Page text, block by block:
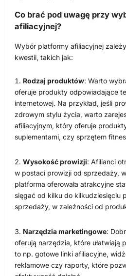
Co brać pod uwagę przy
afiliacyjnej?
Wybór platformy afiliacyjnej
kwestii, takich jak:
Rodzaj produktów: Warto
oferuje produkty odpowiadające
internetowej. Na przykład, jeśli
zdrowym stylu życia, warto
afiliacyjnym, który oferuje
suplementami, czy sprzętem
Wysokość prowizji: Afilianci
w postaci prowizji od sprzedaży,
platforma oferowała atrakcyjne
sięgać od kilku do kilkudziesięciu
sprzedaży, w zależności od
Narzędzia marketingowe:
oferują narzędzia, które ułatwiają
to np. gotowe linki afiliacyjne,
reklamowe czy raporty, które